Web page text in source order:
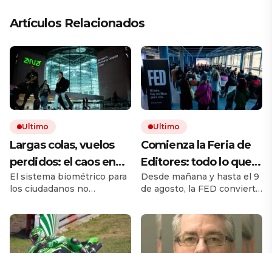
Artículos Relacionados
Ultimo
Largas colas, vuelos
perdidos: el caos en
los viajes se desata
tras los nuevos
controles de
pasaportes de la UE
El sistema biométrico para
los ciudadanos no
provocando largos retrasos
y malhumor en los
aeropuertos. Las
autoridades afirman que
Ultimo
Comienza la Feria de
Editores: todo lo que
hay que saber para
aprovechar la visita
Desde mañana y hasta el 9
de agosto, la FED convierte
punto de encuentro del
libro independiente. La
muestra reúne sellos de la
Argentina y del exterior,